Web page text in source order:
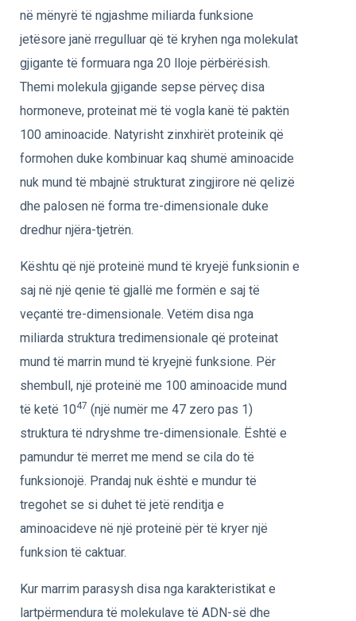
në mënyrë të ngjashme miliarda funksione
jetësore janë rregulluar që të kryhen nga molekulat
gjigante të formuara nga 20 lloje përbërësish.
Themi molekula gjigande sepse përveç disa
hormoneve, proteinat më të vogla kanë të paktën
100 aminoacide. Natyrisht zinxhirët proteinik që
formohen duke kombinuar kaq shumë aminoacide
nuk mund të mbajnë strukturat zingjirore në qelizë
dhe palosen në forma tre-dimensionale duke
dredhur njëra-tjetrën.
Kështu që një proteinë mund të kryejë funksionin e
saj në një qenie të gjallë me formën e saj të
veçantë tre-dimensionale. Vetëm disa nga
miliarda struktura tredimensionale që proteinat
mund të marrin mund të kryejnë funksione. Për
shembull, një proteinë me 100 aminoacide mund
të ketë 1047 (një numër me 47 zero pas 1)
struktura të ndryshme tre-dimensionale. Është e
pamundur të merret me mend se cila do të
funksionojë. Prandaj nuk është e mundur të
tregohet se si duhet të jetë renditja e
aminoacideve në një proteinë për të kryer një
funksion të caktuar.
Kur marrim parasysh disa nga karakteristikat e
lartpërmendura të molekulave të ADN-së dhe